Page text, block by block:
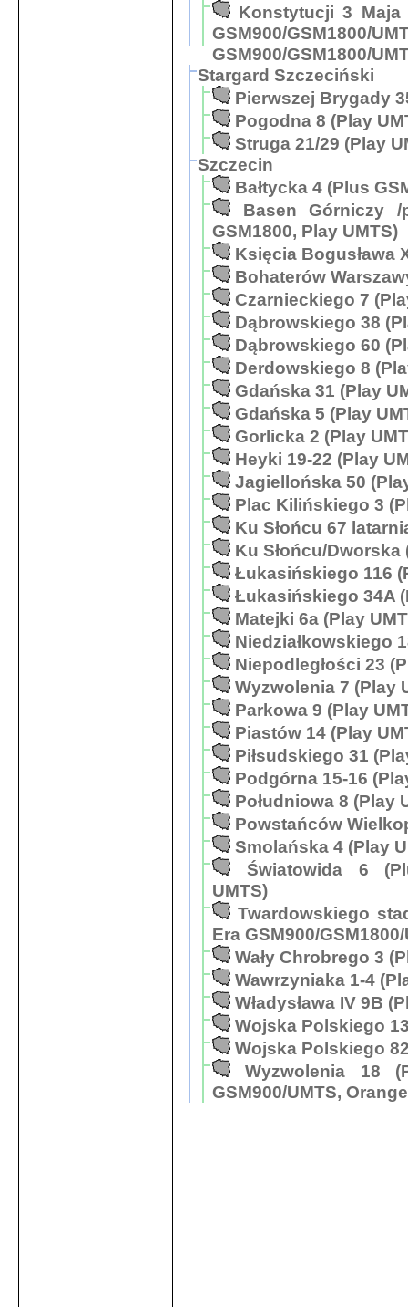
Konstytucji 3 Maja
GSM900/
GSM900/GSM1800/
Stargard Szczeciński
Pierwszej Brygady
Pogodna 8 (Play
Struga 21/29 (Play
Szczecin
Bałtycka 4 (Plus
Basen Górniczy /
GSM1800, Play UMTS)
Księcia Bogusława
Bohaterów
Czarnieckiego 7
Dąbrowskiego 38
Dąbrowskiego 60
Derdowskiego 8
Gdańska 31 (Play
Gdańska 5 (Play
Gorlicka 2 (Play
Heyki 19-22 (Play
Jagiellońska 50
Plac Kilińskiego 3
Ku Słońcu 67
Ku Słońcu/Dworska
Łukasińskiego 116
Łukasińskiego 34A
Matejki 6a (Play
Niedziałkowskiego
Niepodległości 23
Wyzwolenia 7 (Play
Parkowa 9 (Play
Piastów 14 (Play
Piłsudskiego 31
Podgórna 15-16
Południowa 8 (Play
Powstańców
Smolańska 4 (Play
Światowida 6
UMTS)
Twardowskiego
Era GSM900/
Wały Chrobrego 3
Wawrzyniaka 1-4
Władysława IV 9B
Wojska Polskiego
Wojska Polskiego
Wyzwolenia 18
GSM900/UMTS,